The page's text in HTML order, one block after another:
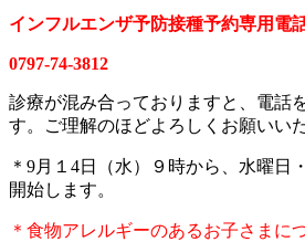
インフルエンザ予防接種予約専用電
0797-74-3812
診療が混み合っておりますと、電話
す。ご理解のほどよろしくお願いい
＊9月１4日（水）９時から、水曜日
開始します。
＊食物アレルギーのあるお子さまに